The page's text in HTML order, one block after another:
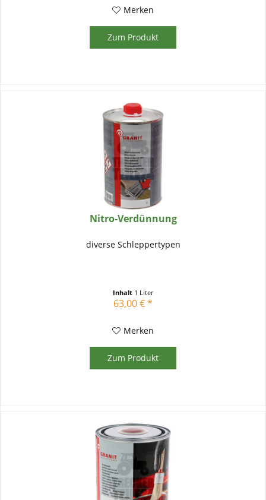
Merken
Zum Produkt
Nitro-Verdünnung
diverse Schleppertypen
Inhalt 1 Liter
63,00 € *
Merken
Zum Produkt